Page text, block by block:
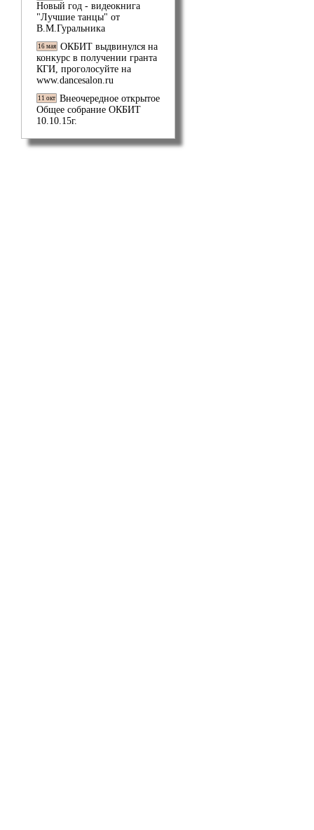
Новый год - видеокнига
"Лучшие танцы" от
В.М.Гуральника
16 мая ОКБИТ выдвинулся на
конкурс в получении гранта
КГИ, проголосуйте на
www.dancesalon.ru
11 окт Внеочередное открытое
Общее собрание ОКБИТ
10.10.15г.